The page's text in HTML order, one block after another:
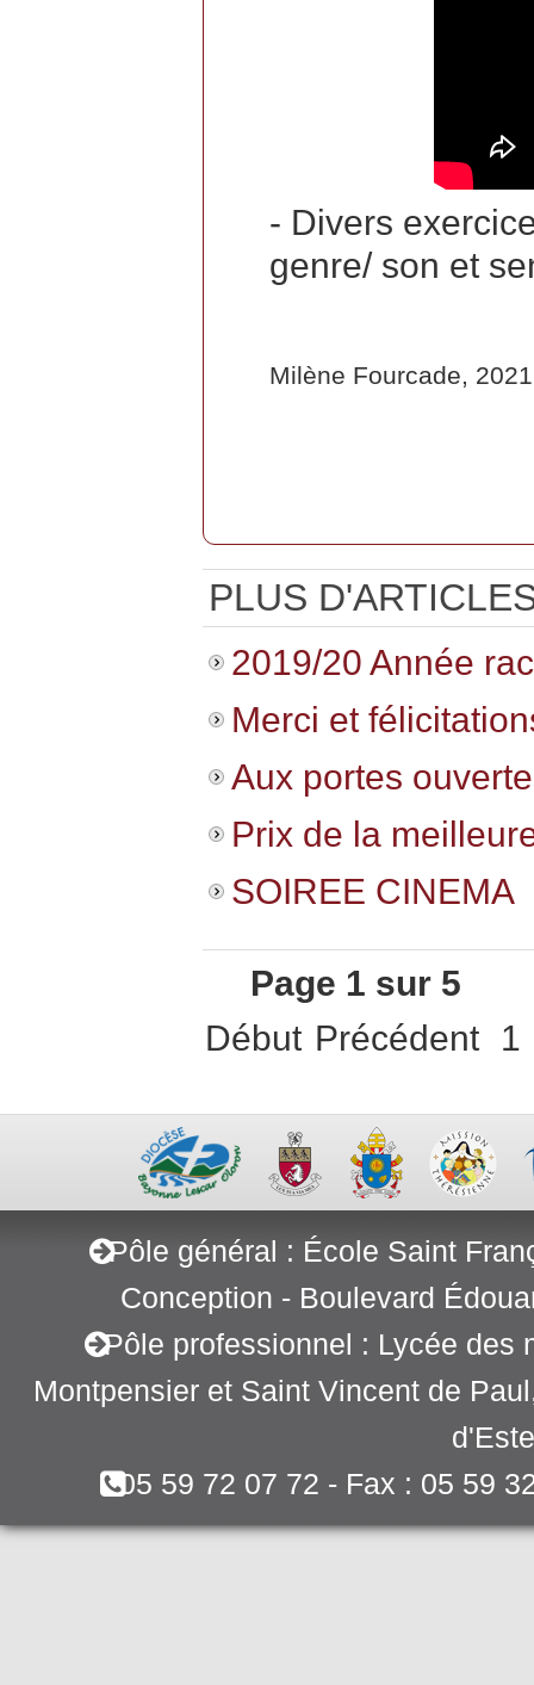
- Divers
genre/ son et
Milène Fourcade, 2021
PLUS
2019/20 Année
Merci et
Aux portes
Prix de la
SOIREE CINEMA
Page 1 sur 5
Début Précédent 1
Pôle général : École Saint
Conception - Boulevard
Pôle professionnel : Lycée des
Montpensier et Saint Vincent de
05 59 72 07 72 - Fax : 05 59